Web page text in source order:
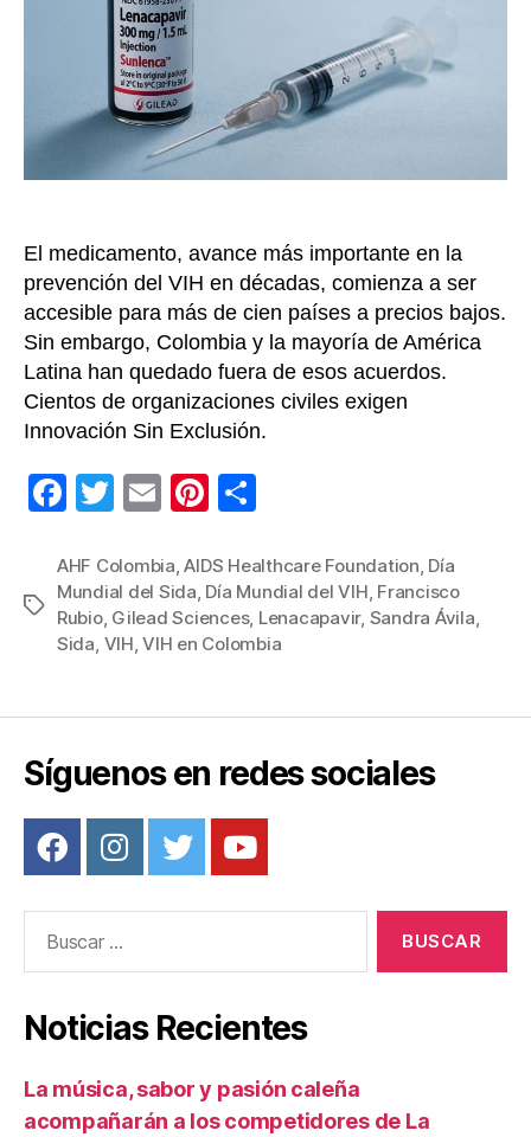
para
El medicamento, avance más importante en la
prevención del VIH en décadas, comienza a ser
accesible para más de cien países a precios bajos.
Sin embargo, Colombia y la mayoría de América
Latina han quedado fuera de esos acuerdos.
Cientos de organizaciones civiles exigen
Innovación Sin Exclusión.
F
c
e
b
o
k
T
tt
er
E
ail
Pi
er
e
st
m
p
ar
Etiquetas
AHF Colombia,AIDS Healthcare Foundation, Día
Mundial del Sida, Día Mundial del VIH, Francisco
Rubio, Gilead Sciences, Lenacapavir, Sandra Ávila,
Sida, VIH,VIH en Colombia
Síguenos en redes sociales
Noticias Recientes
La música, sabor y pasión caleña
acompañarán a los competidores de La